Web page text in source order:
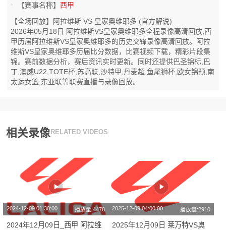
【赛事名称】西甲
【全场回放】阿拉维斯 VS 皇家奥维耶多 (官方解说)
2026年05月18日 阿拉维斯VS皇家奥维耶多全程录像高清回放,西
甲历届阿拉维斯VS皇家奥维耶多的历史交锋录像高清回放。阿拉
维斯VS皇家奥维耶多历届比分数据，比赛视频下载，精彩片段集
锦。赛前数据分析，赛后资讯实时更新。同时还提供巴圣锦标,巴
丁,澳威U22,TOTE杯,苏高联,沙特甲,丹麦超,鱼尾狮杯,欧女锦预,南
太运女篮,东亚联等联赛直播与录像回放。
相关录像 RELATED VIDEOS
2024-12-09 01:30:00 播放量:4478
2024年12月09日_西甲 阿拉维
2025-12-09 04:00:00 播放量:2910
2025年12月09日 莱万特VS奥